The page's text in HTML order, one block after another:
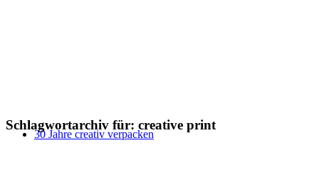
30 Jahre creativ verpacken
Schlagwortarchiv für: creative print